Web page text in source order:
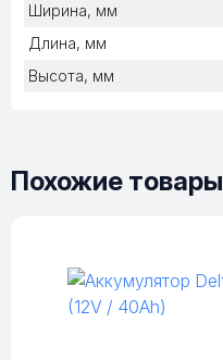
Ширина, мм
Длина, мм
Высота, мм
Похожие товары